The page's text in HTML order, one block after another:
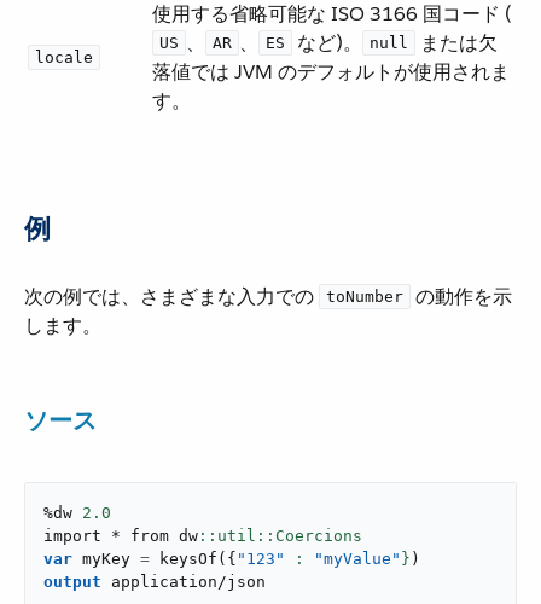
locale
使用する省略可能な ISO 3166 国コード (​
US ​、​ AR ​、​ ES ​ など)。​ null
​ または欠
落値では JVM のデフォルトが使用されま
す。
例
次の例では、さまざまな入力での ​ toNumber
​ の動作を示
します。
ソース
%dw 2.0
import * from dw
var myKey = keysOf ( { "123" : "myValue" } )
output
application/json